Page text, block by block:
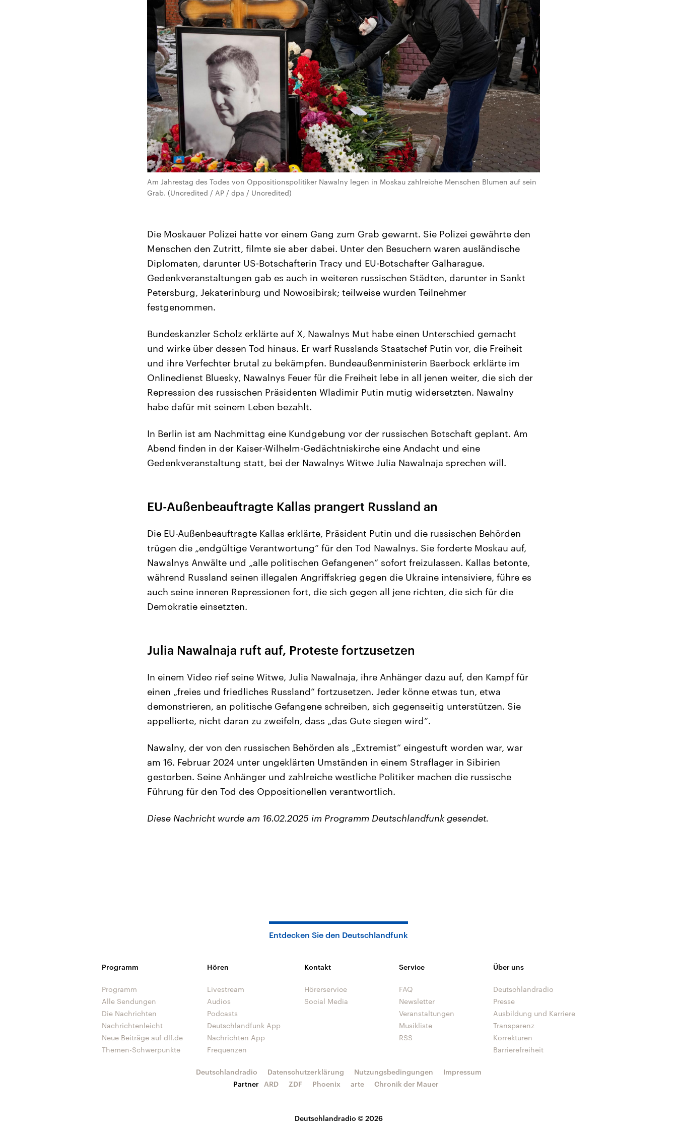
Am Jahrestag des Todes von Oppositionspolitiker Nawalny legen in Moskau zahlreiche Menschen Blumen auf sein
Grab. (Uncredited / AP / dpa / Uncredited)
Die Moskauer Polizei hatte vor einem Gang zum Grab gewarnt. Sie Polizei gewährte den
Menschen den Zutritt, filmte sie aber dabei. Unter den Besuchern waren ausländische
Diplomaten, darunter US-Botschafterin Tracy und EU-Botschafter Galharague.
Gedenkveranstaltungen gab es auch in weiteren russischen Städten, darunter in Sankt
Petersburg, Jekaterinburg und Nowosibirsk; teilweise wurden Teilnehmer
festgenommen.
Bundeskanzler Scholz erklärte auf X, Nawalnys Mut habe einen Unterschied gemacht
und wirke über dessen Tod hinaus. Er warf Russlands Staatschef Putin vor, die Freiheit
und ihre Verfechter brutal zu bekämpfen. Bundeaußenministerin Baerbock erklärte im
Onlinedienst Bluesky, Nawalnys Feuer für die Freiheit lebe in all jenen weiter, die sich der
Repression des russischen Präsidenten Wladimir Putin mutig widersetzten. Nawalny
habe dafür mit seinem Leben bezahlt.
In Berlin ist am Nachmittag eine Kundgebung vor der russischen Botschaft geplant. Am
Abend finden in der Kaiser-Wilhelm-Gedächtniskirche eine Andacht und eine
Gedenkveranstaltung statt, bei der Nawalnys Witwe Julia Nawalnaja sprechen will.
EU-Außenbeauftragte Kallas prangert Russland an
Die EU-Außenbeauftragte Kallas erklärte, Präsident Putin und die russischen Behörden
trügen die „endgültige Verantwortung“ für den Tod Nawalnys. Sie forderte Moskau auf,
Nawalnys Anwälte und „alle politischen Gefangenen“ sofort freizulassen. Kallas betonte,
während Russland seinen illegalen Angriffskrieg gegen die Ukraine intensiviere, führe es
auch seine inneren Repressionen fort, die sich gegen all jene richten, die sich für die
Demokratie einsetzten.
Julia Nawalnaja ruft auf, Proteste fortzusetzen
In einem Video rief seine Witwe, Julia Nawalnaja, ihre Anhänger dazu auf, den Kampf für
einen „freies und friedliches Russland“ fortzusetzen. Jeder könne etwas tun, etwa
demonstrieren, an politische Gefangene schreiben, sich gegenseitig unterstützen. Sie
appellierte, nicht daran zu zweifeln, dass „das Gute siegen wird“.
Nawalny, der von den russischen Behörden als „Extremist“ eingestuft worden war, war
am 16. Februar 2024 unter ungeklärten Umständen in einem Straflager in Sibirien
gestorben. Seine Anhänger und zahlreiche westliche Politiker machen die russische
Führung für den Tod des Oppositionellen verantwortlich.
Diese Nachricht wurde am 16.02.2025 im Programm Deutschlandfunk gesendet.
Entdecken Sie den Deutschlandfunk
Programm
Programm
Alle Sendungen
Die Nachrichten
Nachrichtenleicht
Neue Beiträge auf dlf.de
Themen-Schwerpunkte
Hören
Livestream
Audios
Podcasts
Deutschlandfunk App
Nachrichten App
Frequenzen
Kontakt
Hörerservice
Social Media
Service
FAQ
Newsletter
Veranstaltungen
Musikliste
RSS
Über uns
Deutschlandradio
Presse
Ausbildung und Karriere
Transparenz
Korrekturen
Barrierefreiheit
Deutschlandradio © 2026
Deutschlandradio Datenschutzerklärung Nutzungsbedingungen
Impressum
Partner
ARD ZDF Phoenix arte Chronik der Mauer